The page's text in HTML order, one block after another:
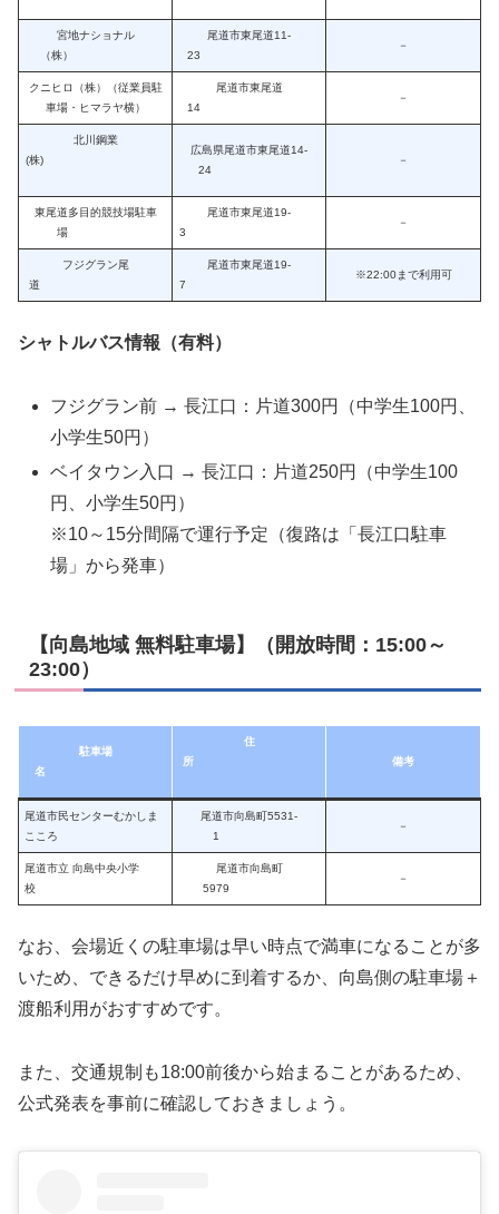
宮地ナショナル
（株）
尾道市東尾道11-
23
－
クニヒロ（株）（従業員駐
車場・ヒマラヤ横）
尾道市東尾道
14
－
北川鋼業
(株)
広島県尾道市東尾道14-
24
－
東尾道多目的競技場駐車
場
尾道市東尾道19-
3
－
フジグラン尾
道
尾道市東尾道19-
7
※22:00まで利用可
シャトルバス情報（有料）
フジグラン前 → 長江口：片道300円（中学生100円、
小学生50円）
ベイタウン入口 → 長江口：片道250円（中学生100
円、小学生50円）
※10～15分間隔で運行予定（復路は「長江口駐車
場」から発車）
【向島地域 無料駐車場】（開放時間：15:00～
23:00）
駐車場
名
住
所
備考
尾道市民センターむかしま
こころ
尾道市向島町5531-
1
－
尾道市立 向島中央小学
校
尾道市向島町
5979
－
なお、会場近くの駐車場は早い時点で満車になることが多
いため、できるだけ早めに到着するか、向島側の駐車場＋
渡船利用がおすすめです。
また、交通規制も18:00前後から始まることがあるため、
公式発表を事前に確認しておきましょう。